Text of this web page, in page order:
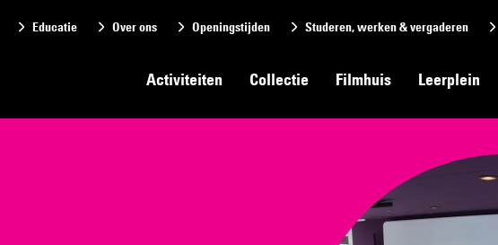
Activiteiten Collectie Filmhuis Leerplein
Educatie Over ons Openingstijden Studeren, werken & vergaderen